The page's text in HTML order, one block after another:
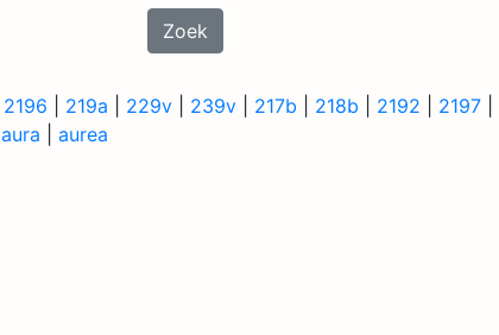
Zoek
2196 219a 229v 239v 217b 218b 2192 2197
aura aurea